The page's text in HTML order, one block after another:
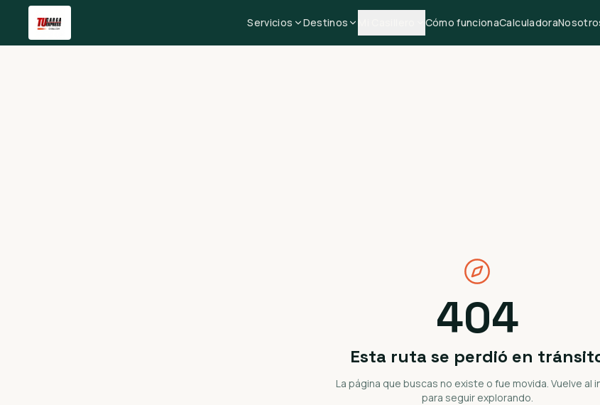
Servicios Destinos Cómo funcionaCalculadora
404
Esta ruta se perdió en
La página que buscas no existe o fue movida. Vuelve al
para seguir explorando.